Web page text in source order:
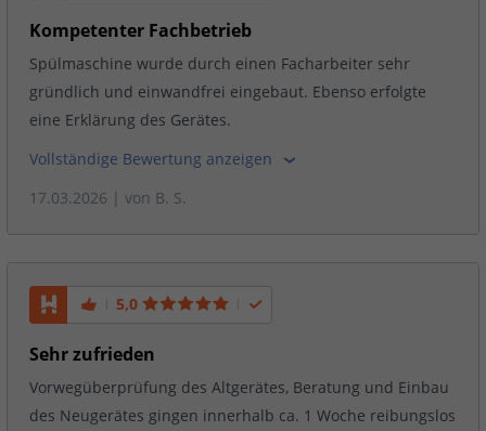
Kompetenter Fachbetrieb
Spülmaschine wurde durch einen Facharbeiter sehr
gründlich und einwandfrei eingebaut. Ebenso erfolgte
eine Erklärung des Gerätes.
Vollständige Bewertung anzeigen
17.03.2026 | von B. S.
5,0
Sehr zufrieden
Vorwegüberprüfung des Altgerätes, Beratung und Einbau
des Neugerätes gingen innerhalb ca. 1 Woche reibungslos